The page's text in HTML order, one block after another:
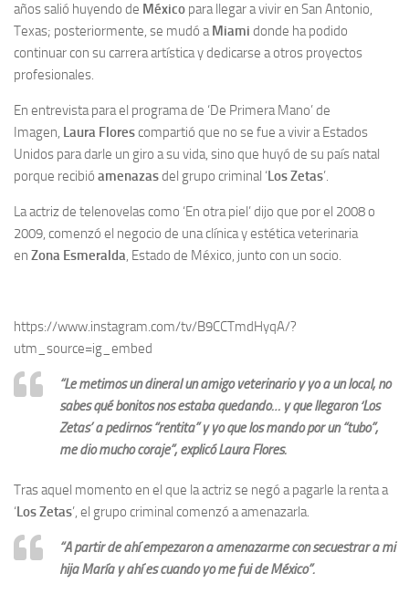
años salió huyendo de México para llegar a vivir en San Antonio,
Texas; posteriormente, se mudó aMiami donde ha podido
continuar con su carrera artística y dedicarse a otros proyectos
profesionales.
En entrevista para el programa de ‘De Primera Mano’ de
Imagen, Laura Florescompartió que no se fue a vivir a Estados
Unidos para darle un giro a su vida, sino que huyó de su país natal
porque recibió amenazasdel grupo criminal ‘Los Zetas’.
La actriz de telenovelas como ‘En otra piel’ dijo que por el 2008 o
2009, comenzó el negocio de una clínica y estética veterinaria
en Zona Esmeralda, Estado de México, junto con un socio.
https://www.instagram.com/tv/B9CCTmdHyqA/?
utm_source=ig_embed
“Le metimos un dineral un amigo veterinario y yo a un local, no
sabes qué bonitos nos estaba quedando… y que llegaron ‘Los
Zetas’ a pedirnos“rentita”y yo que los mando por un“tubo”,
me dio mucho coraje”, explicó Laura Flores.
Tras aquel momento en el que la actriz se negó a pagarle la renta a
‘Los Zetas’, el grupo criminal comenzó a amenazarla.
“A partir de ahí empezaron a amenazarme con secuestrar a mi
hija María y ahí es cuando yo me fui de México”.